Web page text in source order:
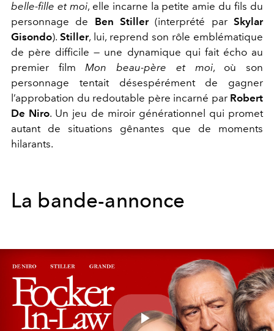
belle-fille et moi, elle incarne la petite amie du fils du
personnage de Ben Stiller(interprété parSkylar
Gisondo). Stiller, lui, reprend son rôle emblématique
de père difficile — une dynamique qui fait écho au
premier film Mon beau-père et moi, où son
personnage tentait désespérément de gagner
l’approbation du redoutable père incarné par Robert
De Niro. Un jeu de miroir générationnel qui promet
autant de situations gênantes que de moments
hilarants.
La bande-annonce